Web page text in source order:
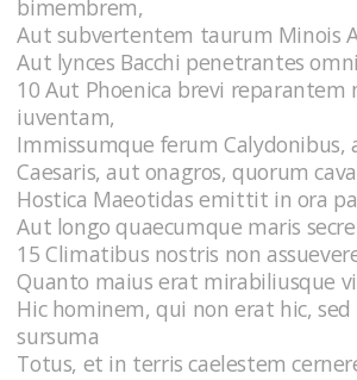
bimembrem,
Aut subvertentem taurum Minois
Aut lynces Bacchi penetrantes
10 Aut Phoenica brevi reparantem
iuventam,
Immissumque ferum
Caesaris, aut onagros, quorum
Hostica Maeotidas emittit in ora
Aut longo quaecumque maris
15 Climatibus nostris non
Quanto maius erat mirabiliusque
Hic hominem, qui non erat hic,
sursuma
Totus, et in terris caelestem